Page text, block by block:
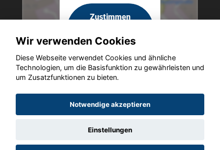
Zustimmen
aktivieren
Copyright © 2026. Altmann Autoland
Wir verwenden Cookies
Diese Webseite verwendet Cookies und ähnliche
Technologien, um die Basisfunktion zu gewährleisten und
um Zusatzfunktionen zu bieten.
Notwendige akzeptieren
Einstellungen